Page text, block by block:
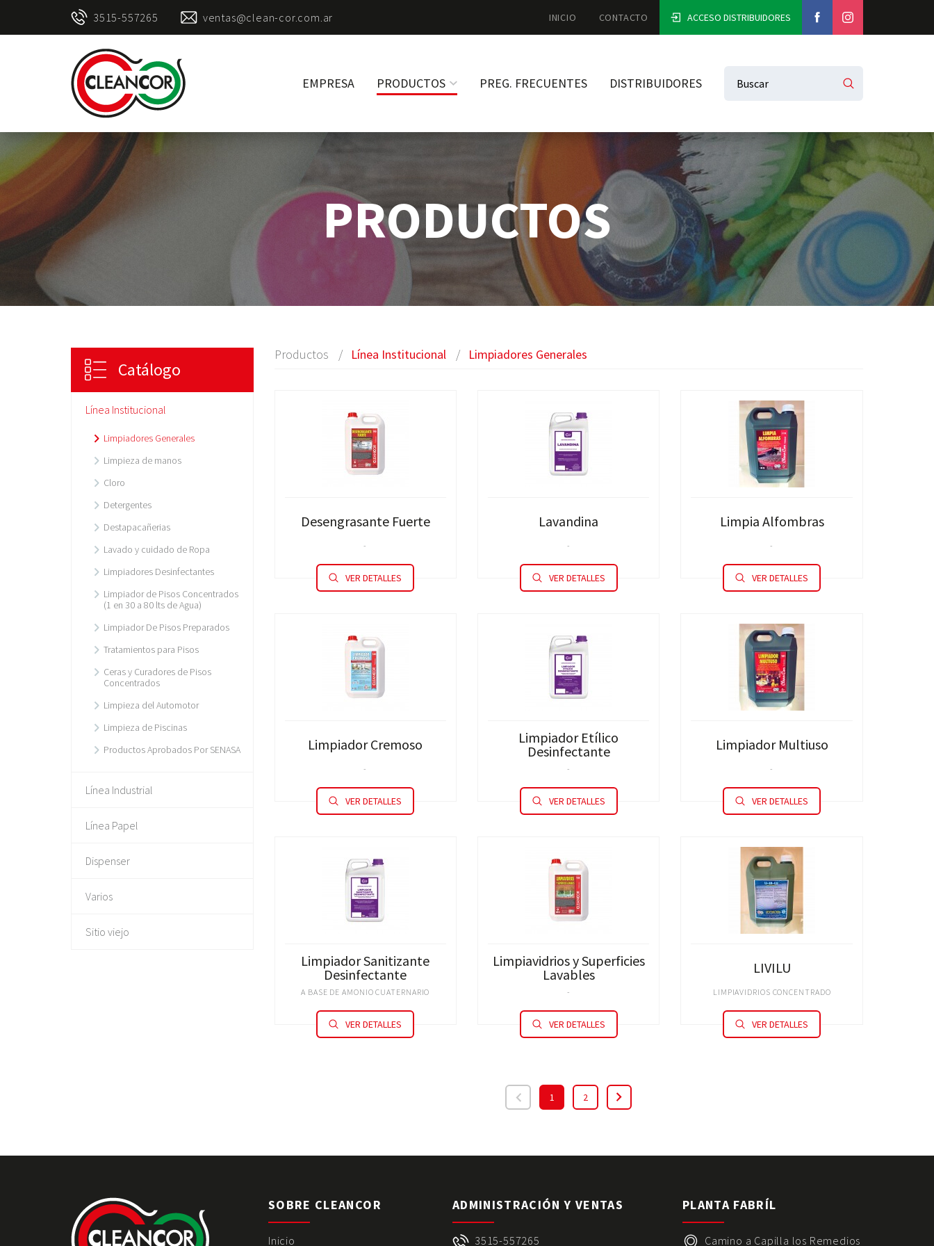
Clean
Cor
EMPRESA PRODUCTOS PREG. FRECUENTES DISTRIBUIDORES
3515-557265 ventas@clean-cor.com.ar INICIO CONTACTO ACCESO DISTRIBUIDORES
PRODUCTOS
Catálogo
Línea Institucional
Limpiadores Generales
Limpieza de manos
Cloro
Detergentes
Destapacañerias
Lavado y cuidado de Ropa
Limpiadores Desinfectantes
Limpiador de Pisos Concentrados
(1 en 30 a 80 lts de Agua)
Limpiador De Pisos Preparados
Tratamientos para Pisos
Ceras y Curadores de Pisos
Concentrados
Limpieza del Automotor
Limpieza de Piscinas
Productos Aprobados Por SENASA
Línea Industrial
Línea Papel
Dispenser
Varios
Sitio viejo
Productos Línea Institucional Limpiadores Generales
Desengrasante Fuerte
-
VER DETALLES
Lavandina
-
VER DETALLES
Limpia Alfombras
-
VER DETALLES
Limpiador Cremoso
-
VER DETALLES
Limpiador Etílico
Desinfectante
-
VER DETALLES
Limpiador Multiuso
-
VER DETALLES
Limpiador Sanitizante
Desinfectante
A BASE DE AMONIO CUATERNARIO
VER DETALLES
Limpiavidrios y Superficies
Lavables
-
VER DETALLES
LIVILU
LIMPIAVIDRIOS CONCENTRADO
VER DETALLES
1 2
SOBRE CLEANCOR
Inicio
ADMINISTRACIÓN Y VENTAS
3515-557265
PLANTA FABRÍL
Camino a Capilla los Remedios